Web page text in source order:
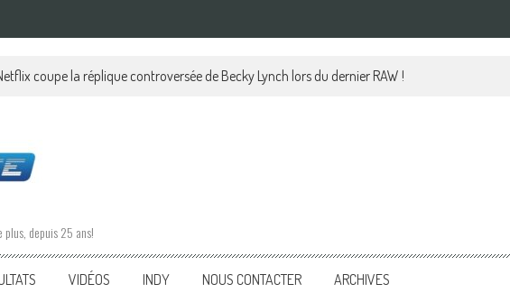
coupe la réplique controversée de Becky Lynch lors du dernier RAW !
depuis 25 ans!
VIDÉOS INDY NOUS CONTACTER ARCHIVES